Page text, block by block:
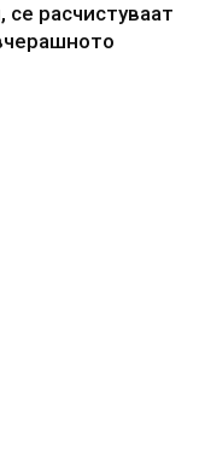
се расчистуваат